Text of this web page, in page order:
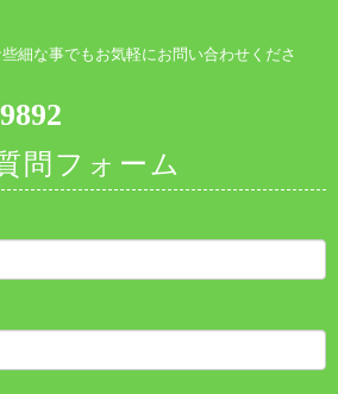
細な事でもお気軽にお問い合わせくださ
問フォーム